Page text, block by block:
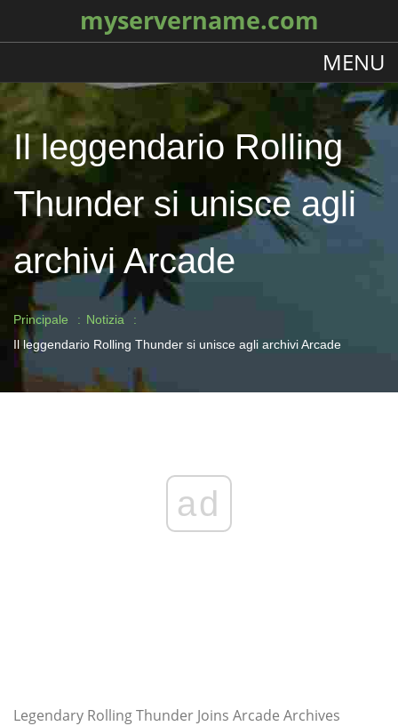
myservername.com
MENU
Il leggendario Rolling
Thunder si unisce agli
archivi Arcade
Principale
Notizia
Il leggendario Rolling Thunder si unisce agli archivi Arcade
ad
Legendary Rolling Thunder Joins Arcade Archives